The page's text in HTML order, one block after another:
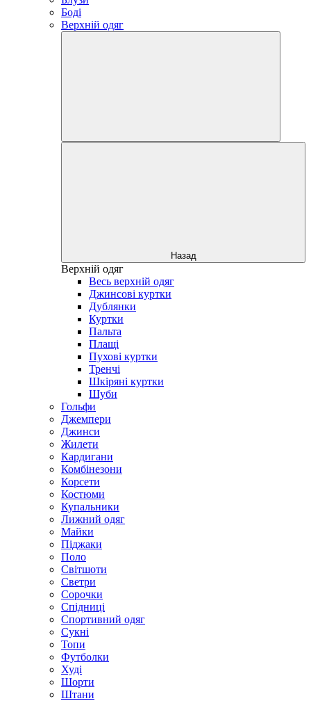
Боді
Верхній одяг
Назад
Верхній одяг
Весь верхній одяг
Джинсові куртки
Дублянки
Куртки
Пальта
Плащі
Пухові куртки
Тренчі
Шкіряні куртки
Шуби
Гольфи
Джемпери
Джинси
Жилети
Кардигани
Комбінезони
Корсети
Костюми
Купальники
Лижний одяг
Майки
Піджаки
Поло
Світшоти
Светри
Сорочки
Спідниці
Спортивний одяг
Сукні
Топи
Футболки
Худі
Шорти
Штани